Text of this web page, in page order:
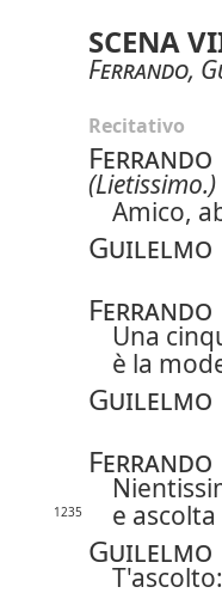
SCENA
Ferrando,
Recitativo
Ferrando
(Lietissimo.)
Amico,
Guilelmo
Ferrando
Una
è la
Guilelmo
Ferrando
1235 e
Guilelmo